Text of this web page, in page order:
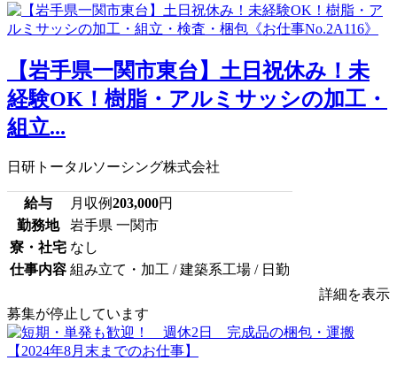
【岩手県一関市東台】土日祝休み！未
経験OK！樹脂・アルミサッシの加工・
組立...
日研トータルソーシング株式会社
給与 月収例203,000円
勤務地
岩手県 一関市
寮・社宅 なし
仕事内容 組み立て・加工 / 建築系工場 / 日勤
詳細を表示
募集が停止しています